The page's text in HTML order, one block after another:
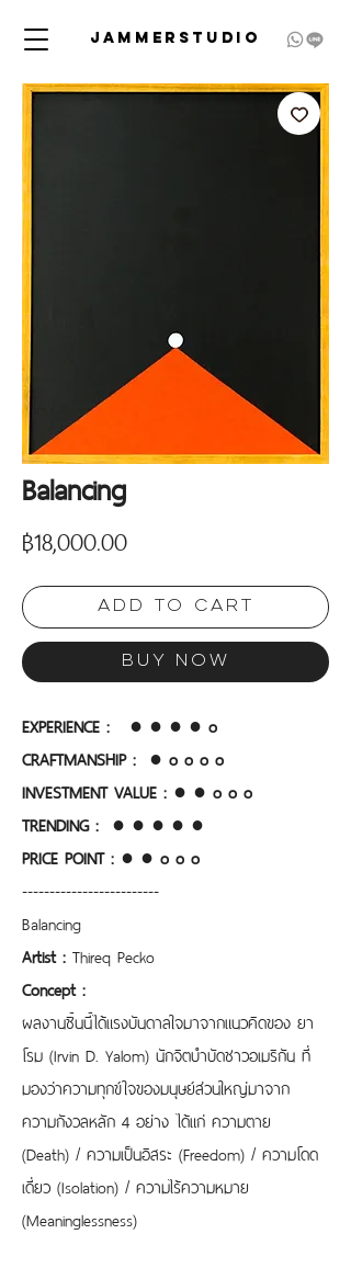
JAMMERSTUDIO
Balancing
฿18,000.00Price
Add to Cart
Buy Now
EXPERIENCE :   ● ● ● ● o
CRAFTMANSHIP : ● o o o o
INVESTMENT VALUE : ● ● o o o
TRENDING :  ● ● ● ● ●
PRICE POINT : ● ● o o o
-------------------------
Balancing
Artist : Thireq Pecko
Concept :
ผลงานชิ้นนี้ได้แรงบันดาลใจมาจากแนวคิดของ ยา
โรม (Irvin D. Yalom) นักจิตบำบัดชาวอเมริกัน ที่
มองว่าความทุกข์ใจของมนุษย์ส่วนใหญ่มาจาก
ความกังวลหลัก 4 อย่าง ได้แก่ ความตาย
(Death) / ความเป็นอิสระ (Freedom) / ความโดด
เดี่ยว (Isolation) / ความไร้ความหมาย
(Meaninglessness)